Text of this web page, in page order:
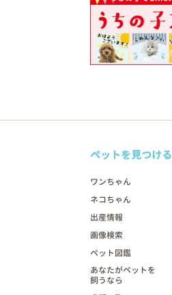
ペットを見つける
ワンちゃん
ネコちゃん
出産情報
画像検索
ペット図鑑
あなたがペットを
飼うなら